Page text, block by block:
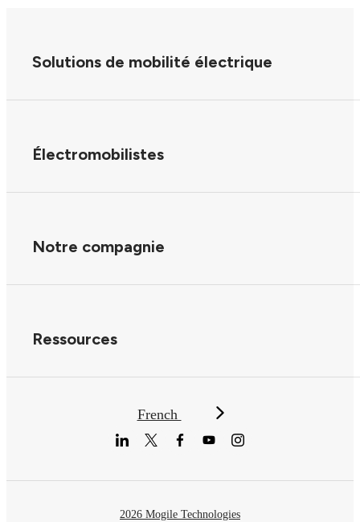
Solutions de mobilité électrique
Électromobilistes
Notre compagnie
Ressources
French
2026 Mogile Technologies